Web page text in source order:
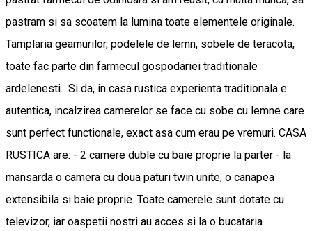
pastram si sa scoatem la lumina toate elementele originale.
Tamplaria geamurilor, podelele de lemn, sobele de teracota,
toate fac parte din farmecul gospodariei traditionale
ardelenesti. Si da, in casa rustica experienta traditionala e
autentica, incalzirea camerelor se face cu sobe cu lemne care
sunt perfect functionale, exact asa cum erau pe vremuri. CASA
RUSTICA are: - 2 camere duble cu baie proprie la parter - la
mansarda o camera cu doua paturi twin unite, o canapea
extensibila si baie proprie. Toate camerele sunt dotate cu
televizor, iar oaspetii nostri au acces si la o bucataria